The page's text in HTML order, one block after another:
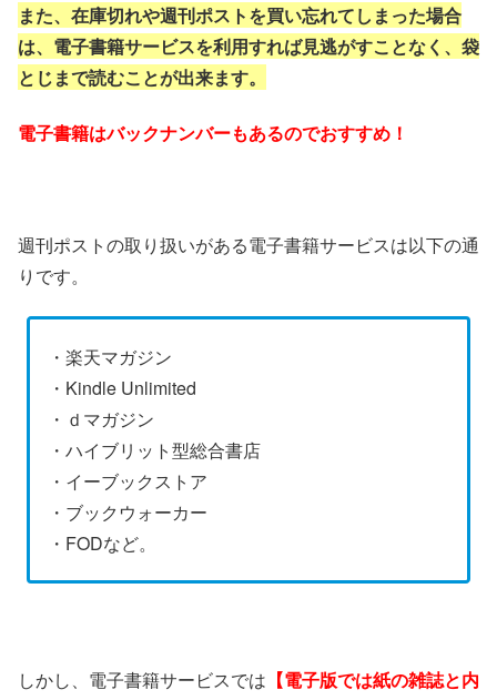
また、在庫切れや週刊ポストを買い忘れてしまった場合
は、電子書籍サービスを利用すれば見逃がすことなく、袋
とじまで読むことが出来ます。
電子書籍はバックナンバーもあるのでおすすめ！
週刊ポストの取り扱いがある電子書籍サービスは以下の通
りです。
・楽天マガジン
・Kindle Unlimited
・ｄマガジン
・ハイブリット型総合書店
・イーブックストア
・ブックウォーカー
・FODなど。
しかし、電子書籍サービスでは 【電子版では紙の雑誌と内